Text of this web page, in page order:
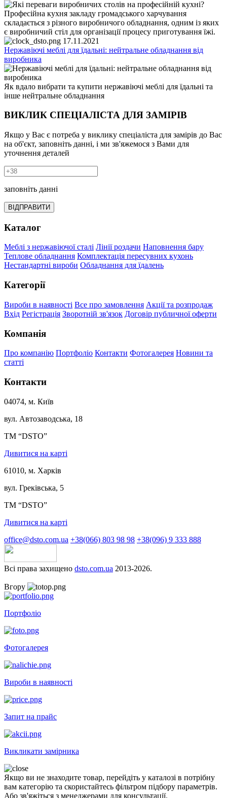
Професійна кухня закладу громадського харчування
складається з різного виробничого обладнання, одним із яких
є виробничий стіл для організації процесу приготування їжі.
17.11.2021
Нержавіючі меблі для їдальні: нейтральне обладнання від
виробника
Як вдало вибрати та купити нержавіючі меблі для їдальні та
інше нейтральне обладнання
ВИКЛИК СПЕЦІАЛІСТА ДЛЯ ЗАМІРІВ
Якщо у Вас є потреба у виклику спеціаліста для замірів до Вас
на об'єкт, заповніть данні, і ми зв'яжемося з Вами для
уточнення деталей
заповніть данні
ВІДПРАВИТИ
Каталог
Меблі з нержавіючої сталі Лінії роздачи Наповнення бару
Теплове обладнання Комплектація пересувних кухонь
Нестандартні вироби Обладнання для їдалень
Категорії
Вироби в наявності Все про замовлення Акції та розпродаж
Вхід Регістрація Зворотній зв'язок Договір публичної оферти
Компанія
Про компанію Портфоліо Контакти Фотогалерея Новини та
статті
Контакти
04074, м. Київ
вул. Автозаводська, 18
ТМ “DSTO”
Дивитися на карті
61010, м. Харків
вул. Греківська, 5
ТМ “DSTO”
Дивитися на карті
office@dsto.com.ua +38(066) 803 98 98 +38(096) 9 333 888
Всі права захищено dsto.com.ua 2013-2026.
Вгору
Портфоліо
Фотогалерея
Вироби в наявності
Запит на прайс
Викликати замірника
Якщо ви не знаходите товар, перейдіть у каталозі в потрібну
вам категорію та скористайтесь фільтром підбору параметрів.
Або зв'яжіться з менеджерами для консультації.